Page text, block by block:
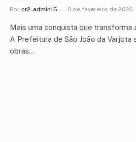
Por cr2-admin15 6 de fevereiro de 2026
Mais uma conquista que transforma
A Prefeitura de São João da Varjota
obras…